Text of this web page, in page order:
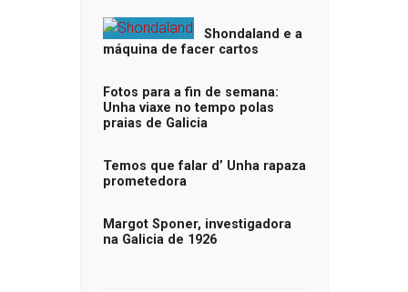
Shondaland e a
máquina de facer cartos
Fotos para a fin de semana:
Unha viaxe no tempo polas
praias de Galicia
Temos que falar d’ Unha rapaza
prometedora
Margot Sponer, investigadora
na Galicia de 1926